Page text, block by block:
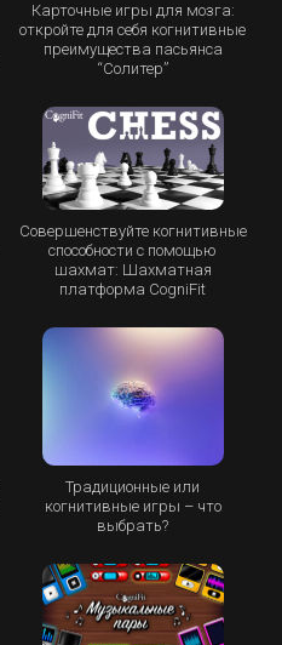
Карточные игры для мозга:
откройте для себя когнитивные
преимущества пасьянса
“Cолитер”
Совершенствуйте когнитивные
способности с помощью
шахмат: Шахматная
платформа CogniFit
Традиционные или
когнитивные игры – что
выбрать?